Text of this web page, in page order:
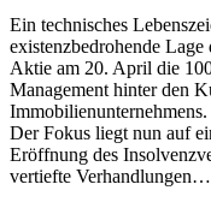
Ein technisches
existenzbedrohende
Aktie am 20. April die
Management hinter den
Der Fokus liegt nun auf
Eröffnung des
vertiefte Verhandlungen…